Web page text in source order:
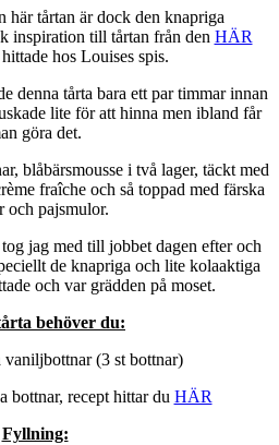
här tårtan är dock den knapriga
inspiration till tårtan från den HÄR
hos Louises spis.
denna tårta bara ett par timmar innan
lite för att hinna men ibland får
göra det.
blåbärsmousse i två lager, täckt med
fraîche och så toppad med färska
och pajsmulor.
jag med till jobbet dagen efter och
de knapriga och lite kolaaktiga
och var grädden på moset.
behöver du:
vaniljbottnar (3 st bottnar)
bottnar, recept hittar du HÄR
Fyllning: